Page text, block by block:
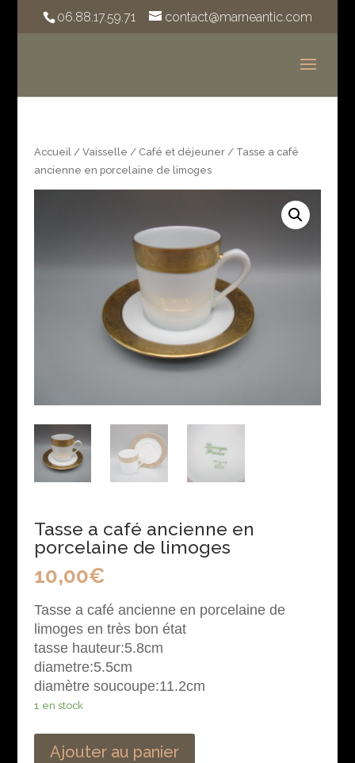
06.88.17.59.71 contact@marneantic.com
Accueil/ Vaisselle / Café et déjeuner/ Tasse a café
ancienne en porcelaine de limoges
Tasse a café ancienne en
porcelaine de limoges
10,00€
Tasse a café ancienne en porcelaine de
limoges en très bon état
tasse hauteur:5.8cm
diametre:5.5cm
diamètre soucoupe:11.2cm
1 en stock
Ajouter au panier